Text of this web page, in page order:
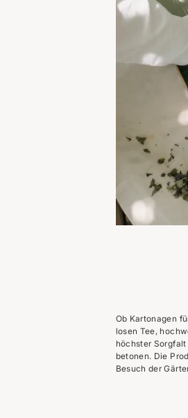
Ob Kartonagen
losen Tee,
höchster Sorgfalt
betonen. Die
Besuch der